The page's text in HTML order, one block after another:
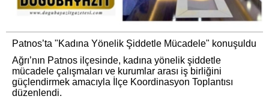
Patnos’ta "Kadına Yönelik Şiddetle Mücadele" konuşuldu
Ağrı’nın Patnos ilçesinde, kadına yönelik şiddetle
mücadele çalışmaları ve kurumlar arası iş birliğini
güçlendirmek amacıyla İlçe Koordinasyon Toplantısı
düzenlendi.